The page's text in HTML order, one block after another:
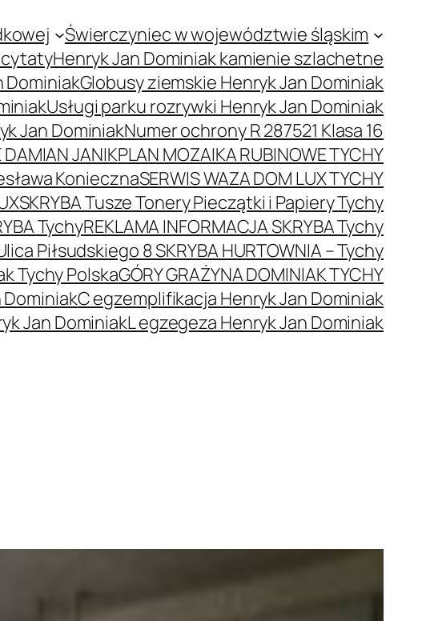
Świerczyniec w województwie śląskim
cytatyHenryk Jan Dominiak kamienie szlachetne
DominiakGlobusy ziemskie Henryk Jan Dominiak
Usługi parku rozrywki Henryk Jan Dominiak
Jan DominiakNumer ochrony R 287521 Klasa 16
JANIKPLAN MOZAIKA RUBINOWE TYCHY
KoniecznaSERWIS WAZA DOM LUX TYCHY
SKRYBA Tusze Tonery Pieczątki i Papiery Tychy
TychyREKLAMA INFORMACJA SKRYBA Tychy
Piłsudskiego 8 SKRYBA HURTOWNIA – Tychy
Tychy PolskaGÓRY GRAŻYNA DOMINIAK TYCHY
DominiakC egzemplifikacja Henryk Jan Dominiak
Jan DominiakL egzegeza Henryk Jan Dominiak